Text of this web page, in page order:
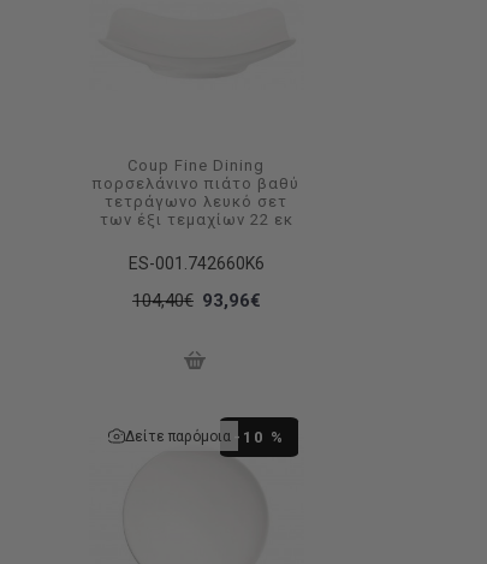
ES-001.742660K6
Coup Fine Dining
πορσελάνινο πιάτο βαθύ
τετράγωνο λευκό σετ
των έξι τεμαχίων 22 εκ
104,40€ 93,96€
-10 %
Δείτε παρόμοια